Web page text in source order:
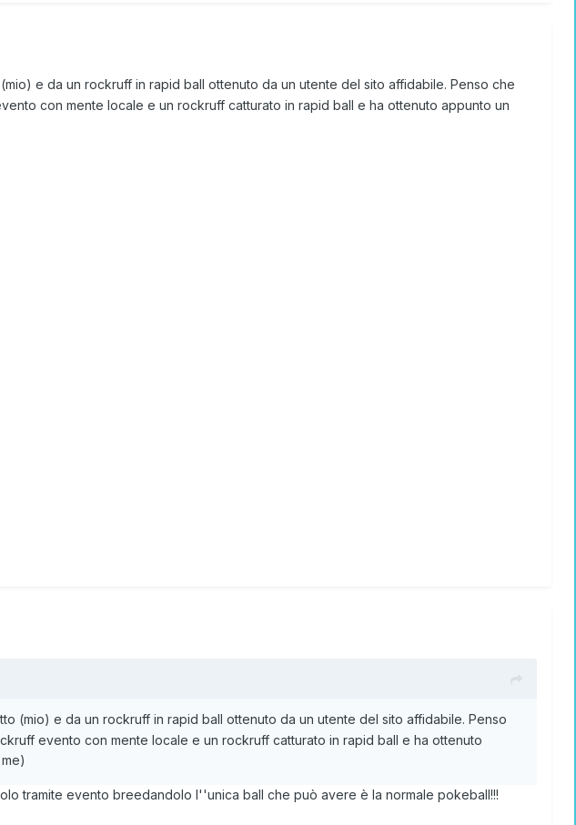
e da un rockruff in rapid ball ottenuto da un utente del sito affidabile. Penso che
con mente locale e un rockruff catturato in rapid ball e ha ottenuto appunto un
(mio) e da un rockruff in rapid ball ottenuto da un utente del sito affidabile. Penso
evento con mente locale e un rockruff catturato in rapid ball e ha ottenuto
tramite evento breedandolo l''unica ball che può avere è la normale pokeball!!!